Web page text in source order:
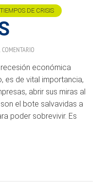
DE CRISIS
COMENTARIO
económica
es de vital importancia,
abrir sus miras al
el bote salvavidas a
poder sobrevivir. Es